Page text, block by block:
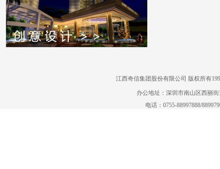
江西奇信集团股份有限公司 版权所有
办公地址：深圳市南山区西丽
电话：0755-88997888/